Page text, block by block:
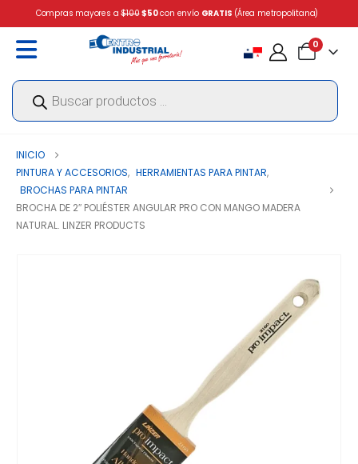
Compras mayores a$100 $50con envío GRATIS (Área metropolitana)
0
Búsqueda
productos
INICIO
PINTURA Y ACCESORIOS, HERRAMIENTAS PARA PINTAR,
BROCHAS PARA PINTAR
BROCHA DE 2″ POLIÉSTER ANGULAR PRO CON MANGO MADERA
NATURAL. LINZER PRODUCTS